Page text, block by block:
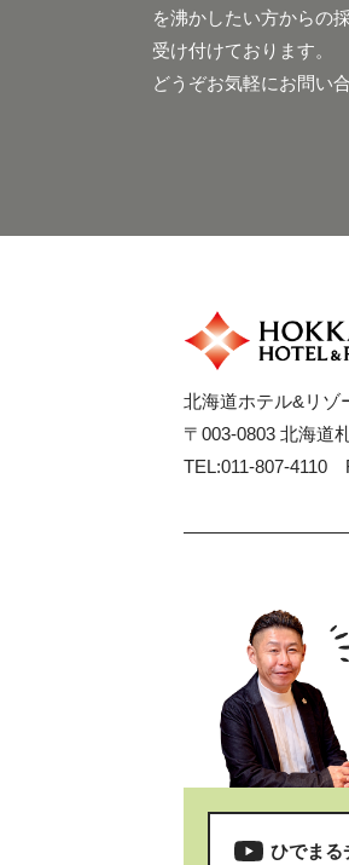
を沸かしたい方からの
受け付けております。
どうぞお気軽にお問い
北海道ホテル&リゾ
〒003-0803 北海道
TEL:011-807-4110
ひでまる